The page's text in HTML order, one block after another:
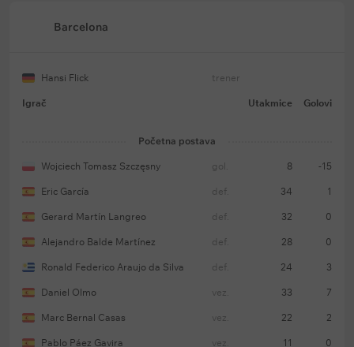
Barcelona
Hansi Flick trener
Igrač Utakmice Golovi
Početna postava
Wojciech Tomasz Szczęsny gol. 8 -15
Eric García def. 34 1
Gerard Martín Langreo def. 32 0
Alejandro Balde Martínez def. 28 0
Ronald Federico Araujo da Silva def. 24 3
Daniel Olmo vez. 33 7
Marc Bernal Casas vez. 22 2
Pablo Páez Gavira vez. 11 0